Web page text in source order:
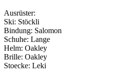
Ausrüster:
Ski: Stöckli
Bindung: Salomon
Schuhe: Lange
Helm: Oakley
Brille: Oakley
Stoecke: Leki